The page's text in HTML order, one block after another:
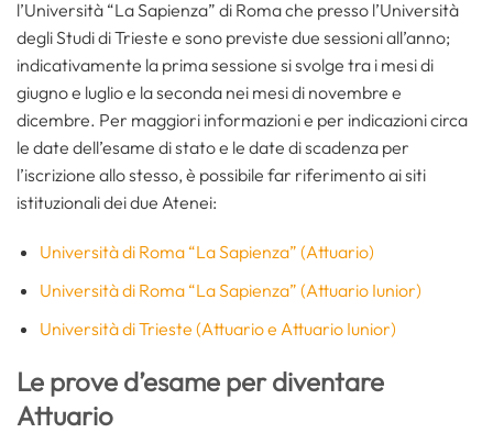
l’Università “La Sapienza” di Roma che presso l’Università
degli Studi di Trieste e sono previste due sessioni all’anno;
indicativamente la prima sessione si svolge tra i mesi di
giugno e luglio e la seconda nei mesi di novembre e
dicembre. Per maggiori informazioni e per indicazioni circa
le date dell’esame di stato e le date di scadenza per
l’iscrizione allo stesso, è possibile far riferimento ai siti
istituzionali dei due Atenei:
Università di Roma “La Sapienza” (Attuario)
Università di Roma “La Sapienza” (Attuario Iunior)
Università di Trieste (Attuario e Attuario Iunior)
Le prove d’esame per diventare
Attuario